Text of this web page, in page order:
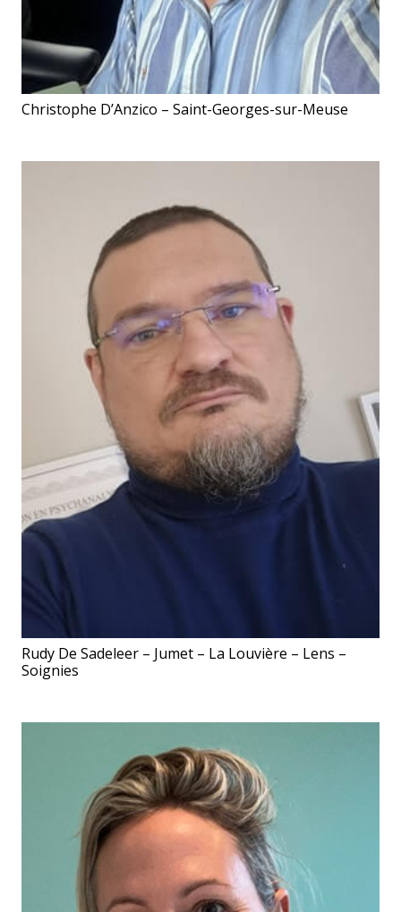
Christophe D’Anzico – Saint-Georges-sur-Meuse
Rudy De Sadeleer – Jumet – La Louvière – Lens –
Soignies